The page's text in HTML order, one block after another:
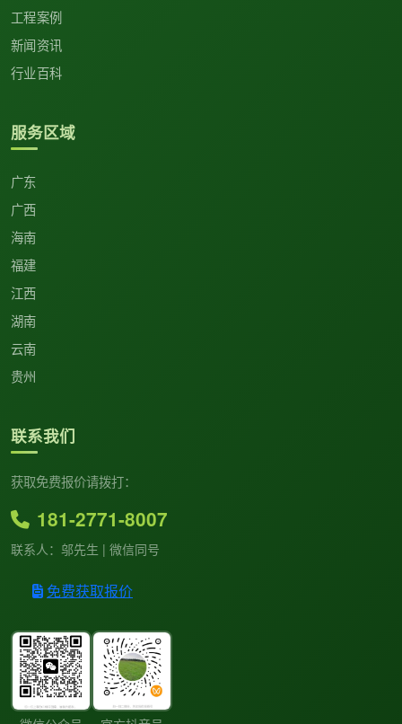
工程案例
新闻资讯
行业百科
服务区域
广东
广西
海南
福建
江西
湖南
云南
贵州
联系我们
获取免费报价请拨打：
181-2771-8007
联系人：邬先生 | 微信同号
免费获取报价